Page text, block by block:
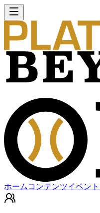
ホーム コンテンツイベント